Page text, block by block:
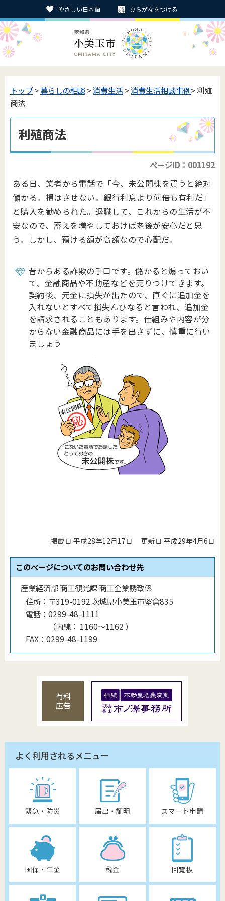
やさしい日本語 ひらがなをつける
トップ>暮らしの相談>消費生活>消費生活相談事例> 利殖
商法
利殖商法
ページID：001192
ある日、業者から電話で「今、未公開株を買うと絶対
儲かる。損はさせない。銀行利息より何倍も有利だ」
と購入を勧められた。退職して、これからの生活が不
安なので、蓄えを増やしておけば老後が安心だと思
う。しかし、預ける額が高額なので心配だ。
昔からある詐欺の手口です。儲かると煽っておい
て、金融商品や不動産などを売りつけてきます。
契約後、元金に損失が出たので、直ぐに追加金を
入れないとすべて損失んびなると言われ、追加金
を請求されることもあります。仕組みや内容が分
からない金融商品には手を出さずに、慎重に行い
ましょう
掲載日 平成28年12月17日 更新日 平成29年4月6日
このページについてのお問い合わせ先
産業経済部 商工観光課 商工企業誘致係
住所： 〒319-0192 茨城県小美玉市堅倉835
電話： 0299-48-1111
（内線 ： 1160〜1162 ）
FAX： 0299-48-1199
有料
広告
よく利用されるメニュー
緊急・防災 届出・証明 スマート申請
国保・年金 税金 回覧板